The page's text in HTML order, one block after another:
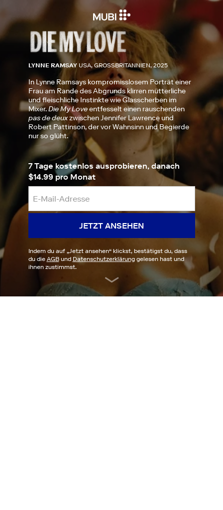
LYNNE RAMSAY USA, GROSSBRITANNIEN, 2025
In Lynne Ramsays kompromisslosem Porträt einer
Frau am Rande des Abgrunds klirren mütterliche
und fleischliche Instinkte wie Glasscherben im
Mixer.Die My Loveentfesselt einen rauschenden
pas de deuxzwischen Jennifer Lawrence und
Robert Pattinson, der vor Wahnsinn und Begierde
nur so glüht.
7 Tage kostenlos ausprobieren, danach
$14.99 pro Monat
JETZT ANSEHEN
Indem du auf „Jetzt ansehen“ klickst, bestätigst du, dass
du die AGBund Datenschutzerklärunggelesen hast und
ihnen zustimmst.